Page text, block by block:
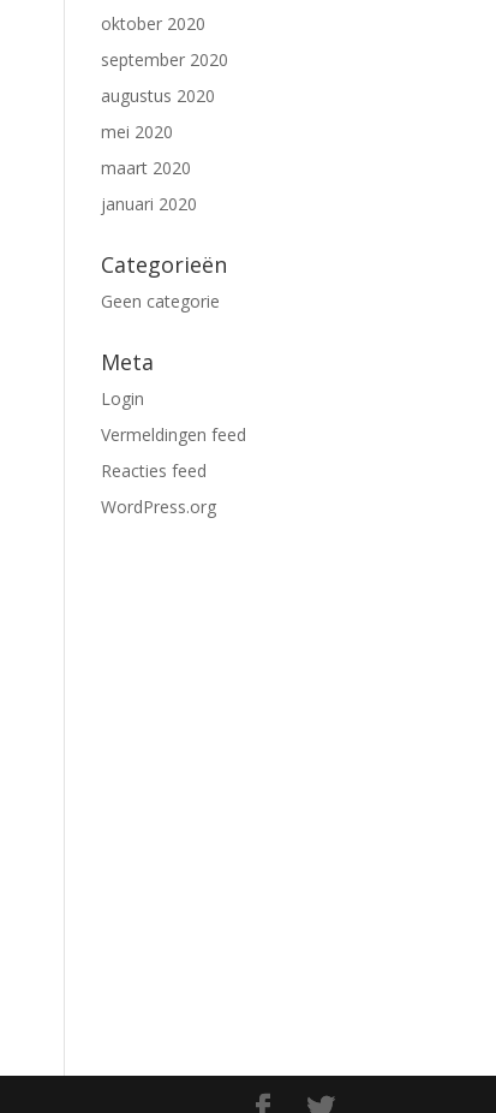
oktober 2020
september 2020
augustus 2020
mei 2020
maart 2020
januari 2020
Categorieën
Geen categorie
Meta
Login
Vermeldingen feed
Reacties feed
WordPress.org